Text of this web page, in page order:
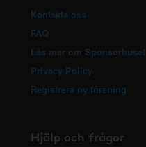
Kontakta oss
FAQ
Läs mer om Sponsorhuset
Privacy Policy
Registrera ny förening
Hjälp och frågor